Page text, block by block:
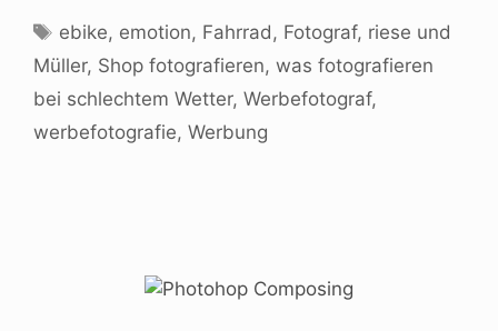
ebike, emotion, Fahrrad , Fotograf, riese und
Müller, Shop fotografieren, was fotografieren
bei schlechtem Wetter, Werbefotograf,
werbefotografie, Werbung